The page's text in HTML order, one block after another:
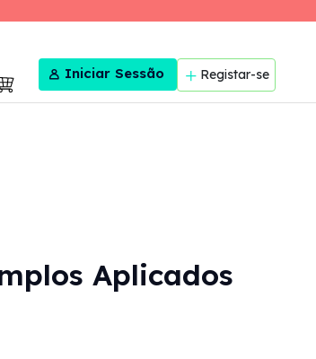
User menu Registar-se
Iniciar Sessão
Aplicados